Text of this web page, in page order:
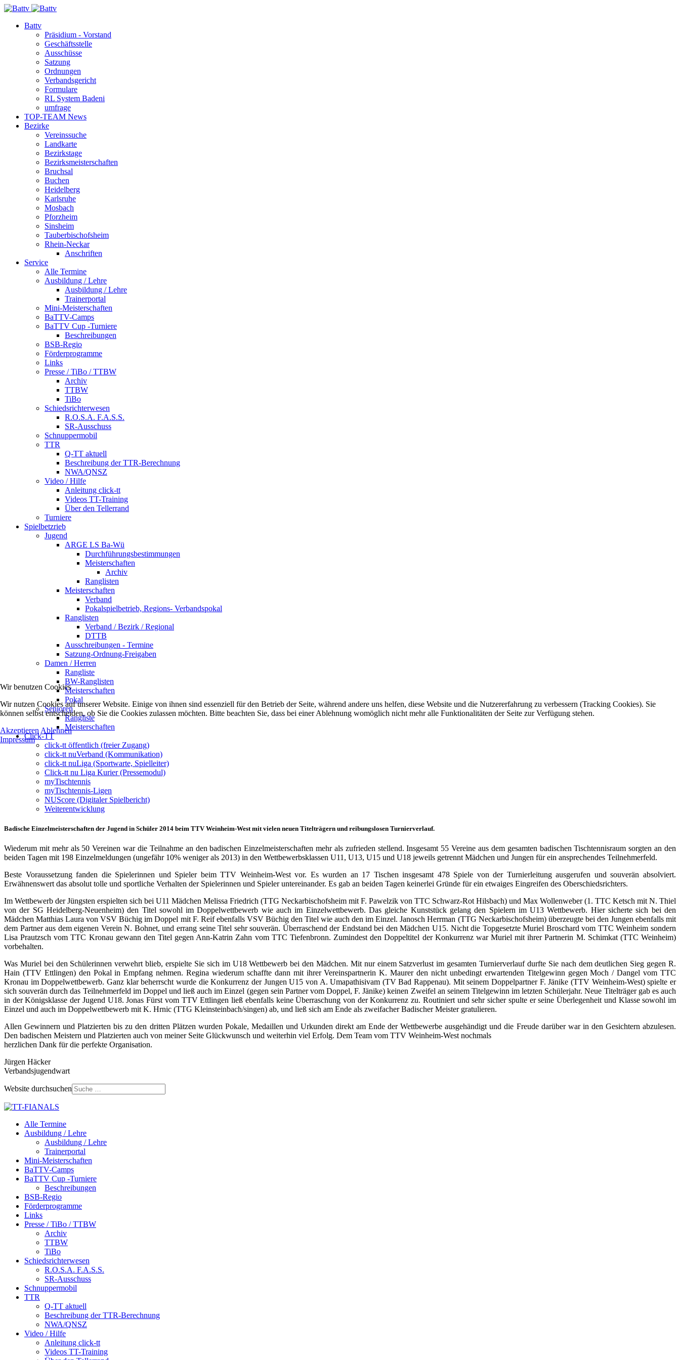
Battv
Präsidium - Vorstand
Geschäftsstelle
Ausschüsse
Satzung
Ordnungen
Verbandsgericht
Formulare
RL System Badeni
umfrage
TOP-TEAM News
Bezirke
Vereinssuche
Landkarte
Bezirkstage
Bezirksmeisterschaften
Bruchsal
Buchen
Heidelberg
Karlsruhe
Mosbach
Pforzheim
Sinsheim
Tauberbischofsheim
Rhein-Neckar
Anschriften
Service
Alle Termine
Ausbildung / Lehre
Ausbildung / Lehre
Trainerportal
Mini-Meisterschaften
BaTTV-Camps
BaTTV Cup -Turniere
Beschreibungen
BSB-Regio
Förderprogramme
Links
Presse / TiBo / TTBW
Archiv
TTBW
TiBo
Schiedsrichterwesen
R.O.S.A. F.A.S.S.
SR-Ausschuss
Schnuppermobil
TTR
Q-TT aktuell
Beschreibung der TTR-Berechnung
NWA/QNSZ
Video / Hilfe
Anleitung click-tt
Videos TT-Training
Über den Tellerrand
Turniere
Spielbetzrieb
Jugend
ARGE LS Ba-Wü
Durchführungsbestimmungen
Meisterschaften
Archiv
Ranglisten
Meisterschaften
Verband
Pokalspielbetrieb, Regions- Verbandspokal
Ranglisten
Verband / Bezirk / Regional
DTTB
Ausschreibungen - Termine
Satzung-Ordnung-Freigaben
Damen / Herren
Rangliste
BW-Ranglisten
Meisterschaften
Pokal
Senioren
Rangliste
Meisterschaften
Click-TT
click-tt öffentlich (freier Zugang)
click-tt nuVerband (Kommunikation)
click-tt nuLiga (Sportwarte, Spielleiter)
Click-tt nu Liga Kurier (Pressemodul)
myTischtennis
myTischtennis-Ligen
NUScore (Digitaler Spielbericht)
Weiterentwicklung
Badische Einzelmeisterschaften der Jugend in Schüler 2014 beim TTV Weinheim-West mit vielen neuen Titelträgern und reibungslosen Turnierverlauf.
Wiederum mit mehr als 50 Vereinen war die Teilnahme an den badischen Einzelmeisterschaften mehr als zufrieden stellend. Insgesamt 55 Vereine aus dem gesamten badischen Tischtennisraum sorgten an den
beiden Tagen mit 198 Einzelmeldungen (ungefähr 10% weniger als 2013) in den Wettbewerbsklassen U11, U13, U15 und U18 jeweils getrennt Mädchen und Jungen für ein ansprechendes Teilnehmerfeld.
Beste Voraussetzung fanden die Spielerinnen und Spieler beim TTV Weinheim-West vor. Es wurden an 17 Tischen insgesamt 478 Spiele von der Turnierleitung ausgerufen und souverän absolviert.
Erwähnenswert das absolut tolle und sportliche Verhalten der Spielerinnen und Spieler untereinander. Es gab an beiden Tagen keinerlei Gründe für ein etwaiges Eingreifen des Oberschiedsrichters.
Im Wettbewerb der Jüngsten erspielten sich bei U11 Mädchen Melissa Friedrich (TTG Neckarbischofsheim mit F. Pawelzik von TTC Schwarz-Rot Hilsbach) und Max Wollenweber (1. TTC Ketsch mit N. Thiel
von der SG Heidelberg-Neuenheim) den Titel sowohl im Doppelwettbewerb wie auch im Einzelwettbewerb. Das gleiche Kunststück gelang den Spielern im U13 Wettbewerb. Hier sicherte sich bei den
Mädchen Matthias Laura von VSV Büchig im Doppel mit F. Reif ebenfalls VSV Büchig den Titel wie auch den im Einzel. Janosch Herrman (TTG Neckarbischofsheim) überzeugte bei den Jungen ebenfalls mit
dem Partner aus dem eigenen Verein N. Bohnet, und errang seine Titel sehr souverän. Überraschend der Endstand bei den Mädchen U15. Nicht die Topgesetzte Muriel Broschard vom TTC Weinheim sondern
Lisa Prautzsch vom TTC Kronau gewann den Titel gegen Ann-Katrin Zahn vom TTC Tiefenbronn. Zumindest den Doppeltitel der Konkurrenz war Muriel mit ihrer Partnerin M. Schimkat (TTC Weinheim)
vorbehalten.
Was Muriel bei den Schülerinnen verwehrt blieb, erspielte Sie sich im U18 Wettbewerb bei den Mädchen. Mit nur einem Satzverlust im gesamten Turnierverlauf durfte Sie nach dem deutlichen Sieg gegen R.
Hain (TTV Ettlingen) den Pokal in Empfang nehmen. Regina wiederum schaffte dann mit ihrer Vereinspartnerin K. Maurer den nicht unbedingt erwartenden Titelgewinn gegen Moch / Dangel vom TTC
Kronau im Doppelwettbewerb. Ganz klar beherrscht wurde die Konkurrenz der Jungen U15 von A. Umapathisivam (TV Bad Rappenau). Mit seinem Doppelpartner F. Jänike (TTV Weinheim-West) spielte er
sich souverän durch das Teilnehmerfeld im Doppel und ließ auch im Einzel (gegen sein Partner vom Doppel, F. Jänike) keinen Zweifel an seinem Titelgewinn im letzten Schülerjahr. Neue Titelträger gab es auch
in der Königsklasse der Jugend U18. Jonas Fürst vom TTV Ettlingen ließ ebenfalls keine Überraschung von der Konkurrenz zu. Routiniert und sehr sicher spulte er seine Überlegenheit und Klasse sowohl im
Einzel und auch im Doppelwettbewerb mit K. Hrnic (TTG Kleinsteinbach/singen) ab, und ließ sich am Ende als zweifacher Badischer Meister gratulieren.
Allen Gewinnern und Platzierten bis zu den dritten Plätzen wurden Pokale, Medaillen und Urkunden direkt am Ende der Wettbewerbe ausgehändigt und die Freude darüber war in den Gesichtern abzulesen.
Den badischen Meistern und Platzierten auch von meiner Seite Glückwunsch und weiterhin viel Erfolg. Dem Team vom TTV Weinheim-West nochmals
herzlichen Dank für die perfekte Organisation.
Jürgen Häcker
Verbandsjugendwart
Website durchsuchen
Alle Termine
Ausbildung / Lehre
Ausbildung / Lehre
Trainerportal
Mini-Meisterschaften
BaTTV-Camps
BaTTV Cup -Turniere
Beschreibungen
BSB-Regio
Förderprogramme
Links
Presse / TiBo / TTBW
Archiv
TTBW
TiBo
Schiedsrichterwesen
R.O.S.A. F.A.S.S.
SR-Ausschuss
Schnuppermobil
TTR
Q-TT aktuell
Beschreibung der TTR-Berechnung
NWA/QNSZ
Video / Hilfe
Anleitung click-tt
Videos TT-Training
Wir benutzen Cookies
Wir nutzen Cookies auf unserer Website. Einige von ihnen sind essenziell für den Betrieb der Seite, während andere uns helfen, diese Website und die Nutzererfahrung zu verbessern (Tracking Cookies). Sie
können selbst entscheiden, ob Sie die Cookies zulassen möchten. Bitte beachten Sie, dass bei einer Ablehnung womöglich nicht mehr alle Funktionalitäten der Seite zur Verfügung stehen.
Akzeptieren Ablehnen
Impressum